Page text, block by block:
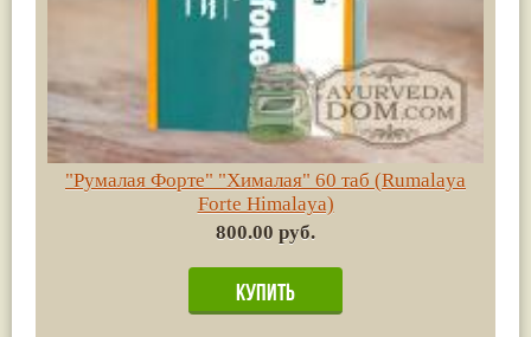
"Румалая Форте" "Хималая" 60 таб (Rumalaya
Forte Himalaya)
800.00 руб.